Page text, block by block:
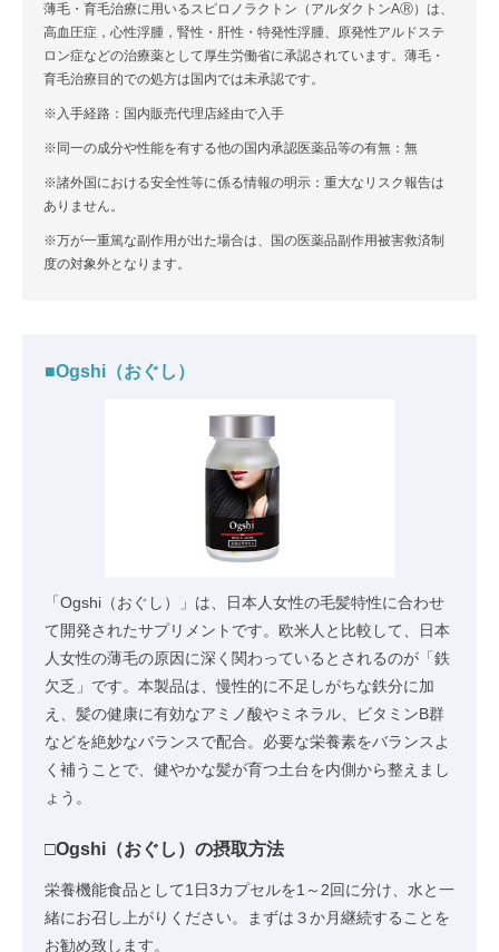
薄毛・育毛治療に用いるスピロノラクトン（アルダクトンAⓇ）は、
高血圧症，心性浮腫，腎性・肝性・特発性浮腫、原発性アルドステ
ロン症などの治療薬として厚生労働省に承認されています。薄毛・
育毛治療目的での処方は国内では未承認です。
※入手経路：国内販売代理店経由で入手
※同一の成分や性能を有する他の国内承認医薬品等の有無：無
※諸外国における安全性等に係る情報の明示：重大なリスク報告は
ありません。
※万が一重篤な副作用が出た場合は、国の医薬品副作用被害救済制
度の対象外となります。
■Ogshi（おぐし）
「Ogshi（おぐし）」は、日本人女性の毛髪特性に合わせ
て開発されたサプリメントです。欧米人と比較して、日本
人女性の薄毛の原因に深く関わっているとされるのが「鉄
欠乏」です。本製品は、慢性的に不足しがちな鉄分に加
え、髪の健康に有効なアミノ酸やミネラル、ビタミンB群
などを絶妙なバランスで配合。必要な栄養素をバランスよ
く補うことで、健やかな髪が育つ土台を内側から整えまし
ょう。
□Ogshi（おぐし）の摂取方法
栄養機能食品として1日3カプセルを1～2回に分け、水と一
緒にお召し上がりください。まずは３か月継続することを
お勧め致します。